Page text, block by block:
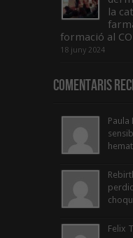
la
formació al
18 juny 2024
Comentaris
Paula
Felix